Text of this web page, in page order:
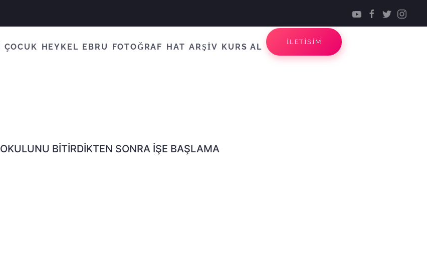
ÇOCUK HEYKEL EBRU FOTOĞRAF HAT ARŞİV KURS AL
İLETİSİM
OKULUNU BITIRDIKTEN SONRA İŞE BAŞLAMA